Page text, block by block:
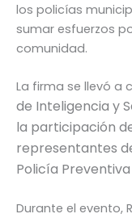
los policías
sumar esfuerzos
comunidad.
La firma se llevó a
de Inteligencia y
la participación
representantes
Policía
Durante el evento,